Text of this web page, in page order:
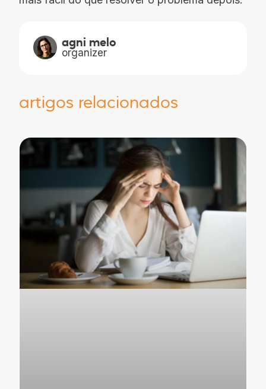
agni melo
organizer
artigos relacionados